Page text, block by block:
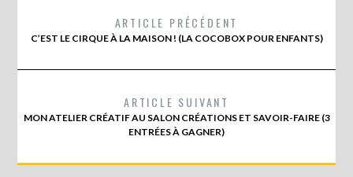
ARTICLE PRÉCÉDENT
C’EST LE CIRQUE À LA MAISON ! (LA COCOBOX POUR ENFANTS)
ARTICLE SUIVANT
MON ATELIER CRÉATIF AU SALON CRÉATIONS ET SAVOIR-FAIRE (3
ENTRÉES À GAGNER)